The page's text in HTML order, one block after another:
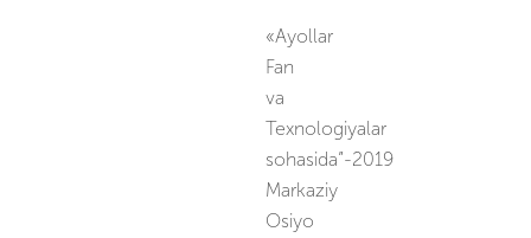
«Ayollar
Fan
va
Texnologiyalar
sohasida”-2019
Markaziy
Osiyo